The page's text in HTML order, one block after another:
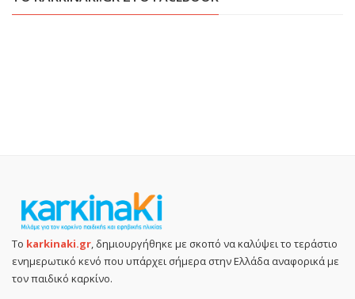
Το karkinaki.gr , δημιουργήθηκε με σκοπό να καλύψει το τεράστιο
ενημερωτικό κενό που υπάρχει σήμερα στην Ελλάδα αναφορικά με
τον παιδικό καρκίνο.